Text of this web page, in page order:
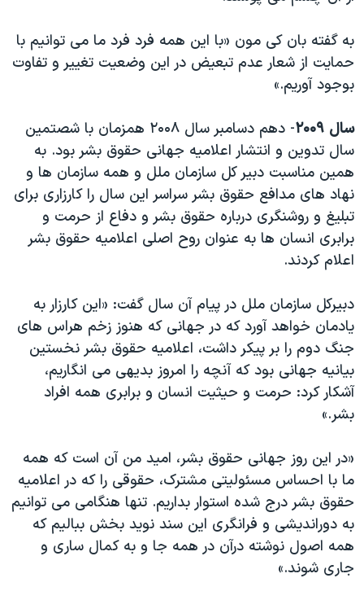
به گفته بان کی مون «با این همه فرد فرد ما می توانیم با
حمایت از شعار عدم تبعیض در این وضعیت تغییر و تفاوت
بوجود آوریم.»
سال ۲۰۰۹
- دهم دسامبر سال ۲۰۰۸ همزمان با شصتمین
سال تدوین و انتشار اعلامیه جهانی حقوق بشر بود. به
همین مناسبت دبیر کل سازمان ملل و همه سازمان ها و
نهاد های مدافع حقوق بشر سراسر این سال را کارزاری برای
تبلیغ و روشنگری درباره حقوق بشر و دفاع از حرمت و
برابری انسان ها به عنوان روح اصلی اعلامیه حقوق بشر
اعلام کردند.
دبیرکل سازمان ملل در پیام آن سال گفت: «این کارزار به
یادمان خواهد آورد که در جهانی که هنوز زخم هراس های
جنگ دوم را بر پیکر داشت، اعلامیه حقوق بشر نخستین
بیانیه جهانی بود که آنچه را امروز بدیهی می انگاریم،
آشکار کرد: حرمت و حیثیت انسان و برابری همه افراد
بشر.»
«در این روز جهانی حقوق بشر، امید من آن است که همه
ما با احساس مسئولیتی مشترک، حقوقی را که در اعلامیه
حقوق بشر درج شده استوار بداریم. تنها هنگامی می توانیم
به دوراندیشی و فرانگری این سند نوید بخش ببالیم که
همه اصول نوشته درآن در همه جا و به کمال ساری و
جاری شوند.»